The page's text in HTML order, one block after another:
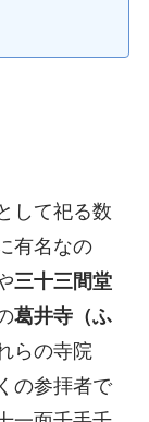
して祀る数
有名なの
三十三間堂
葛井寺（ふ
らの寺院
の参拝者で